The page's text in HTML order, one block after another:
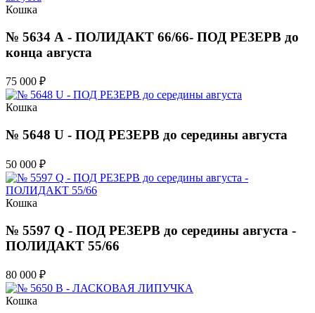
Кошка
№ 5634 А - ПОЛИДАКТ 66/66- ПОД РЕЗЕРВ до
конца августа
75 000 ₽
Кошка
№ 5648 U - ПОД РЕЗЕРВ до середины августа
50 000 ₽
Кошка
№ 5597 Q - ПОД РЕЗЕРВ до середины августа -
ПОЛИДАКТ 55/66
80 000 ₽
Кошка